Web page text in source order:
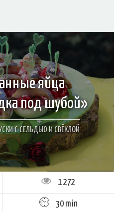
яйца
под шубой»
С СЕЛЬДЬЮ И СВЁКЛОЙ
1 272
30 min